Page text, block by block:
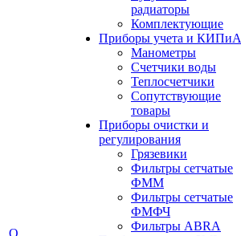
О
радиаторы
Комплектующие
Приборы учета и КИПиА
Манометры
Счетчики воды
Теплосчетчики
Сопутствующие
товары
Приборы очистки и
регулирования
Грязевики
Фильтры сетчатые
ФММ
Фильтры сетчатые
ФМФЧ
Фильтры ABRA